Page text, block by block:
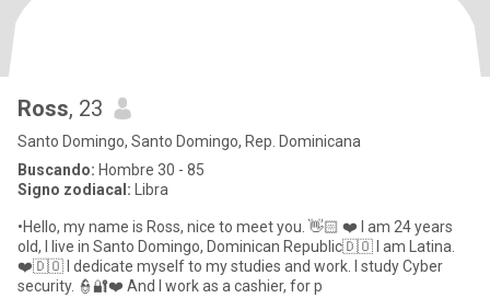
Ross, 23
Santo Domingo, Santo Domingo, Rep. Dominicana
Buscando: Hombre 30 - 85
Signo zodiacal: Libra
•Hello, my name is Ross, nice to meet you. 👋🏻 ❤️ I am 24 years
old, I live in Santo Domingo, Dominican Republic🇩🇴 I am Latina.
❤️🇩🇴 I dedicate myself to my studies and work. I study Cyber ​​
security. 👮🔐❤️ And I work as a cashier, for p